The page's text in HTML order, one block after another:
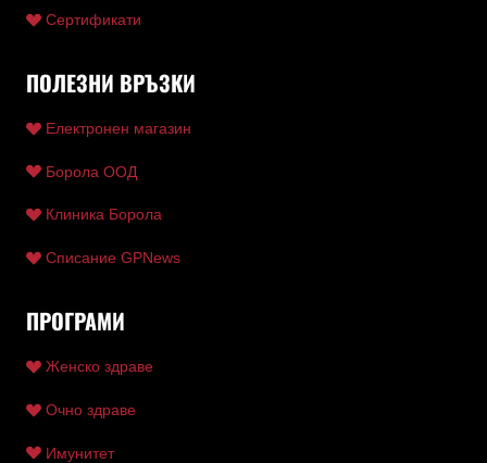
Сертификати
ПОЛЕЗНИ ВРЪЗКИ
Електронен магазин
Борола ООД
Клиника Борола
Списание GPNews
ПРОГРАМИ
Женско здраве
Очно здраве
Имунитет